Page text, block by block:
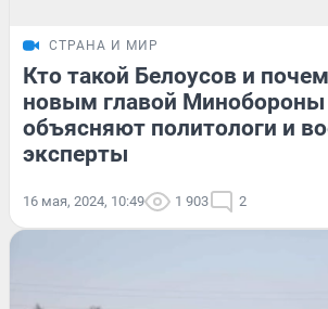
СТРАНА И МИР
Кто такой Белоусов и
новым главой
объясняют политологи и
эксперты
16 мая, 2024, 10:49 1 903 2